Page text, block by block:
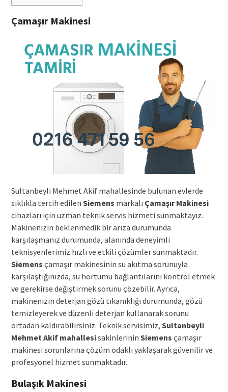
Çamaşır Makinesi
Sultanbeyli Mehmet Akif mahallesinde bulunan evlerde
sıklıkla tercih edilen Siemens markalı Çamaşır Makinesi
cihazları için uzman teknik servis hizmeti sunmaktayız.
Makinenizin beklenmedik bir arıza durumunda
karşılaşmanız durumunda, alanında deneyimli
teknisyenlerimiz hızlı ve etkili çözümler sunmaktadır.
Siemens çamaşır makinesinin su akıtma sorunuyla
karşılaştığınızda, su hortumu bağlantılarını kontrol etmek
ve gerekirse değiştirmek sorunu çözebilir. Ayrıca,
makinenizin deterjan gözü tıkanıklığı durumunda, gözü
temizleyerek ve düzenli deterjan kullanarak sorunu
ortadan kaldırabilirsiniz. Teknik servisimiz, Sultanbeyli
Mehmet Akif mahallesisakinlerinin Siemens çamaşır
makinesi sorunlarına çözüm odaklı yaklaşarak güvenilir ve
profesyonel hizmet sunmaktadır.
Bulaşık Makinesi